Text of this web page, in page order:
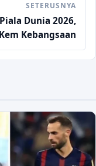
SETERUSNYA
Dunia 2026,
Kebangsaan